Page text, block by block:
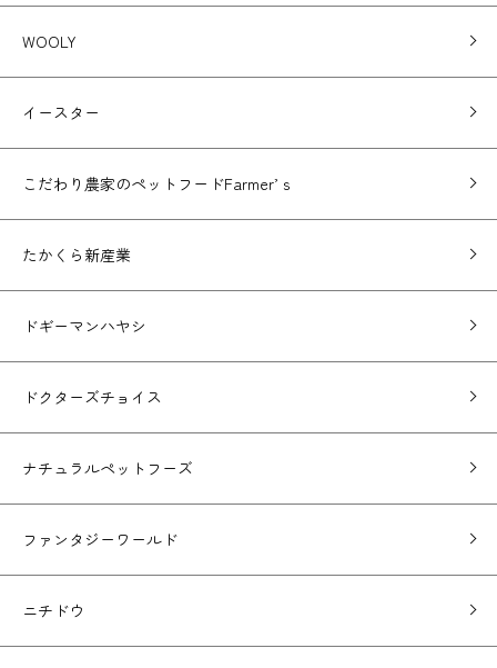
WOOLY
イースター
こだわり農家のペットフードFarmer’ｓ
たかくら新産業
ドギーマンハヤシ
ドクターズチョイス
ナチュラルペットフーズ
ファンタジーワールド
ニチドウ